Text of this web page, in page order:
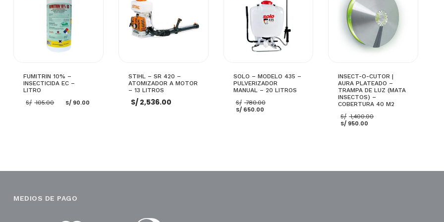
FUMITRIN 10% –
INSECTICIDA EC –
LITRO
S/ 105.00 El
precio
S/ 90.00
STIHL – SR 420 –
ATOMIZADOR A MOTOR
– 13 LITROS
S/2,536.00
SOLO – MODELO 435 –
PULVERIZADOR
MANUAL – 20 LITROS
S/ 780.00
S/650.00
INSECT-O-CUTOR |
AURA PLATEADO –
TRAMPA DE LUZ (MATA
INSECTOS) –
COBERTURA 40 M2
S/ 1,400.00
S/ 950.00
MEDIOS DE PAGO